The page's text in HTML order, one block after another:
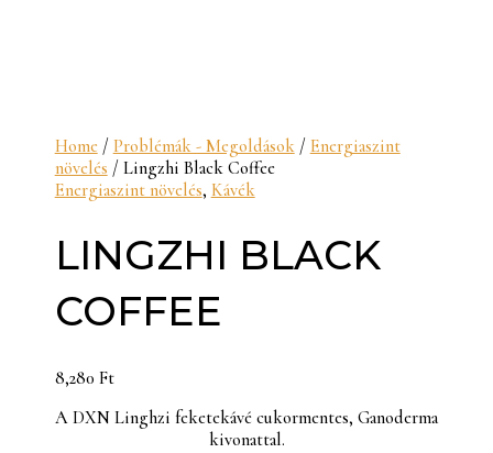
Home/ Problémák - Megoldások/ Energiaszint
növelés / Lingzhi Black Coffee
Energiaszint növelés, Kávék
LINGZHI BLACK
COFFEE
8,280 Ft
A DXN Linghzi feketekávé cukormentes, Ganoderma
kivonattal.